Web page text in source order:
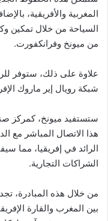
المغربية والأفريقية،
السياحة من خلال تمكين
من ميونخ وفرانكفورت.
علاوة على ذلك، ستوفر
شبكة رويال إير ماروك
ستستفيد ميونخ، كمركز
هذا الاتصال المباشر مع
الرائد في إفريقيا، مما
الشراكات التجارية.
من خلال هذه المبادرة،
بين المغرب والقارة